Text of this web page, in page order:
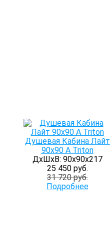
Душевая Кабина Лайт
90х90 А Triton
ДхШхВ: 90х90х217
25 450 руб.
31 720 руб.
Подробнее